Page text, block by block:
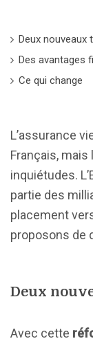
Deux nouveaux
Des avantages
Ce qui change
L’assurance
Français,
inquiétudes.
partie des
placement
proposons de
Deux
Avec cette